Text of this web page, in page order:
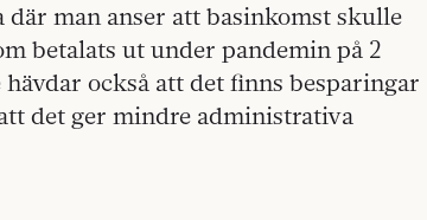
man anser att basinkomst skulle
betalats ut under pandemin på 2
också att det finns besparingar
det ger mindre administrativa